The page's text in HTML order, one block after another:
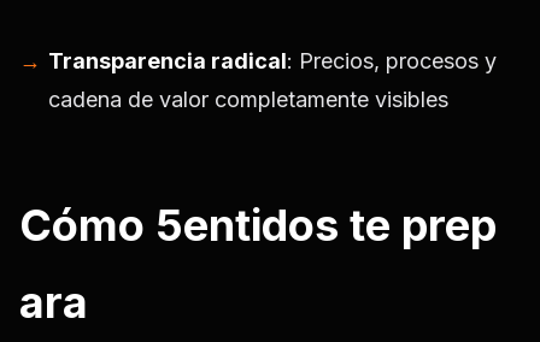
Transparencia radical: Precios, procesos y
cadena de valor completamente visibles
Cómo 5entidos te prep
ara